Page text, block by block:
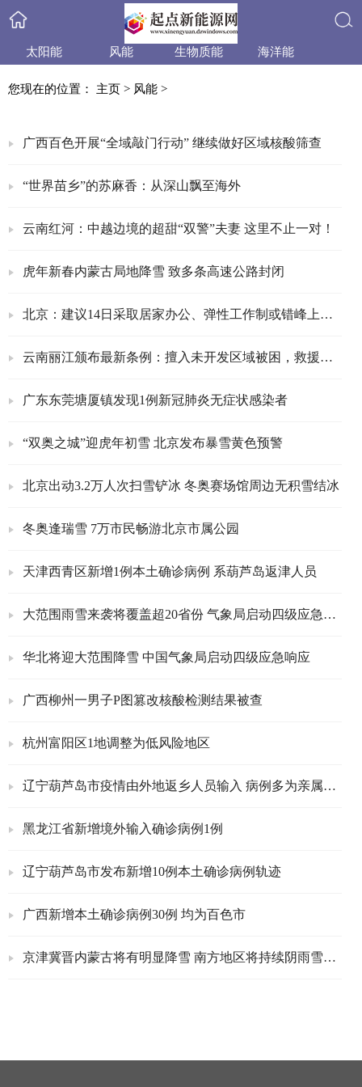
搜索
太阳能 风能 生物质能
海洋能
政策法规
产业信息
您现在的位置： 主页 > 风能 >
广西百色开展“全域敲门行动” 继续做好区域核酸筛查
“世界苗乡”的苏麻香：从深山飘至海外
云南红河：中越边境的超甜“双警”夫妻 这里不止一对！
虎年新春内蒙古局地降雪 致多条高速公路封闭
北京：建议14日采取居家办公、弹性工作制或错峰上下班
云南丽江颁布最新条例：擅入未开发区域被困，救援费自担！
广东东莞塘厦镇发现1例新冠肺炎无症状感染者
“双奥之城”迎虎年初雪 北京发布暴雪黄色预警
北京出动3.2万人次扫雪铲冰 冬奥赛场馆周边无积雪结冰
冬奥逢瑞雪 7万市民畅游北京市属公园
天津西青区新增1例本土确诊病例 系葫芦岛返津人员
大范围雨雪来袭将覆盖超20省份 气象局启动四级应急响应
华北将迎大范围降雪 中国气象局启动四级应急响应
广西柳州一男子P图篡改核酸检测结果被查
杭州富阳区1地调整为低风险地区
辽宁葫芦岛市疫情由外地返乡人员输入 病例多为亲属关系
黑龙江省新增境外输入确诊病例1例
辽宁葫芦岛市发布新增10例本土确诊病例轨迹
广西新增本土确诊病例30例 均为百色市
京津冀晋内蒙古将有明显降雪 南方地区将持续阴雨雪天气